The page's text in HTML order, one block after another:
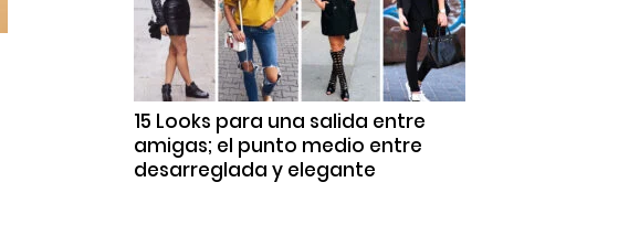
15 Looks para una salida entre
amigas; el punto medio entre
desarreglada y elegante